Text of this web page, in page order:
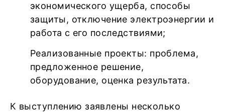
экономического ущерба, способы
защиты, отключение электроэнергии и
работа с его последствиями;
Реализованные проекты: проблема,
предложенное решение,
оборудование, оценка результата.
К выступлению заявлены несколько